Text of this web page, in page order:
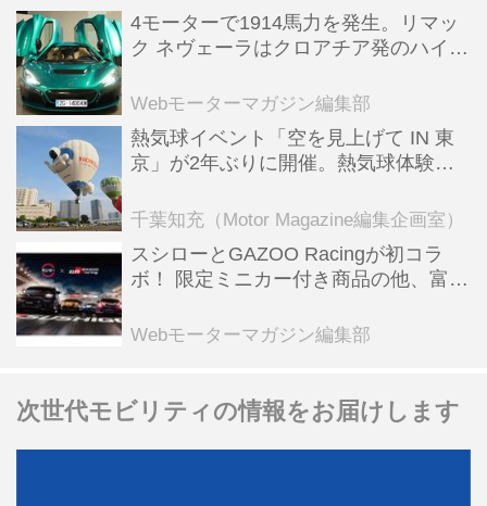
4モーターで1914馬力を発生。リマッ
ク ネヴェーラはクロアチア発のハイパ
全版／115】
Webモーターマガジン編集部
熱気球イベント「空を見上げて IN 東
京」が2年ぶりに開催。熱気球体験搭
ンテンツも
千葉知充（Motor Magazine編集企画室）
スシローとGAZOO Racingが初コラ
ボ！ 限定ミニカー付き商品の他、富士
る抽選企画などを展開
Webモーターマガジン編集部
次世代モビリティの情報をお届けします